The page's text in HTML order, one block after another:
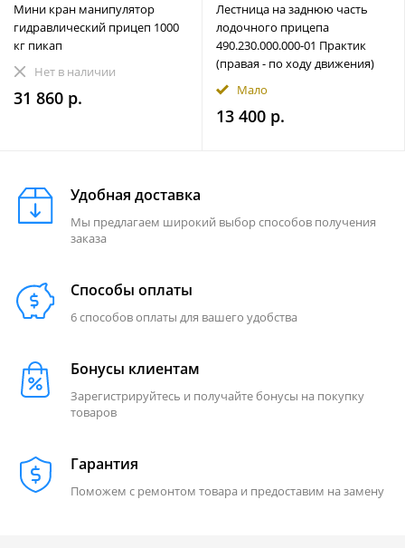
Мини кран манипулятор
гидравлический прицеп 1000
кг пикап
Нет в наличии
31 860 р.
Лестница на заднюю часть
лодочного прицепа
490.230.000.000-01 Практик
(правая - по ходу движения)
Мало
13 400 р.
Удобная доставка
Мы предлагаем широкий выбор способов получения
заказа
Способы оплаты
6 способов оплаты для вашего удобства
Бонусы клиентам
Зарегистрируйтесь и получайте бонусы на покупку
товаров
Гарантия
Поможем с ремонтом товара и предоставим на замену